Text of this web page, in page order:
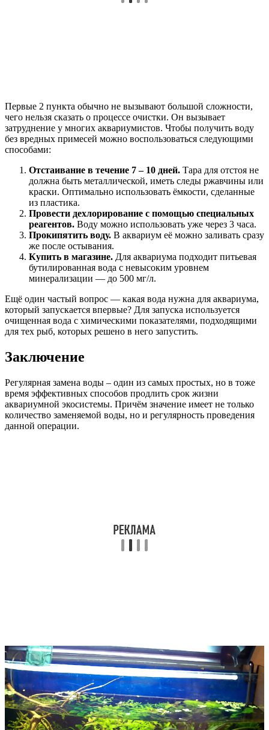
Первые 2 пункта обычно не вызывают большой сложности,
чего нельзя сказать о процессе очистки. Он вызывает
затруднение у многих аквариумистов. Чтобы получить воду
без вредных примесей можно воспользоваться следующими
способами:
Отстаивание в течение 7 – 10 дней. Тара для отстоя не
должна быть металлической, иметь следы ржавчины или
краски. Оптимально использовать ёмкости, сделанные
из пластика.
Провести дехлорирование с помощью специальных
реагентов. Воду можно использовать уже через 3 часа.
Прокипятить воду. В аквариум её можно заливать сразу
же после остывания.
Купить в магазине. Для аквариума подходит питьевая
бутилированная вода с невысоким уровнем
минерализации — до 500 мг/л.
Ещё один частый вопрос — какая вода нужна для аквариума,
который запускается впервые? Для запуска используется
очищенная вода с химическими показателями, подходящими
для тех рыб, которых решено в него запустить.
Заключение
Регулярная замена воды – один из самых простых, но в тоже
время эффективных способов продлить срок жизни
аквариумной экосистемы. Причём значение имеет не только
количество заменяемой воды, но и регулярность проведения
данной операции.